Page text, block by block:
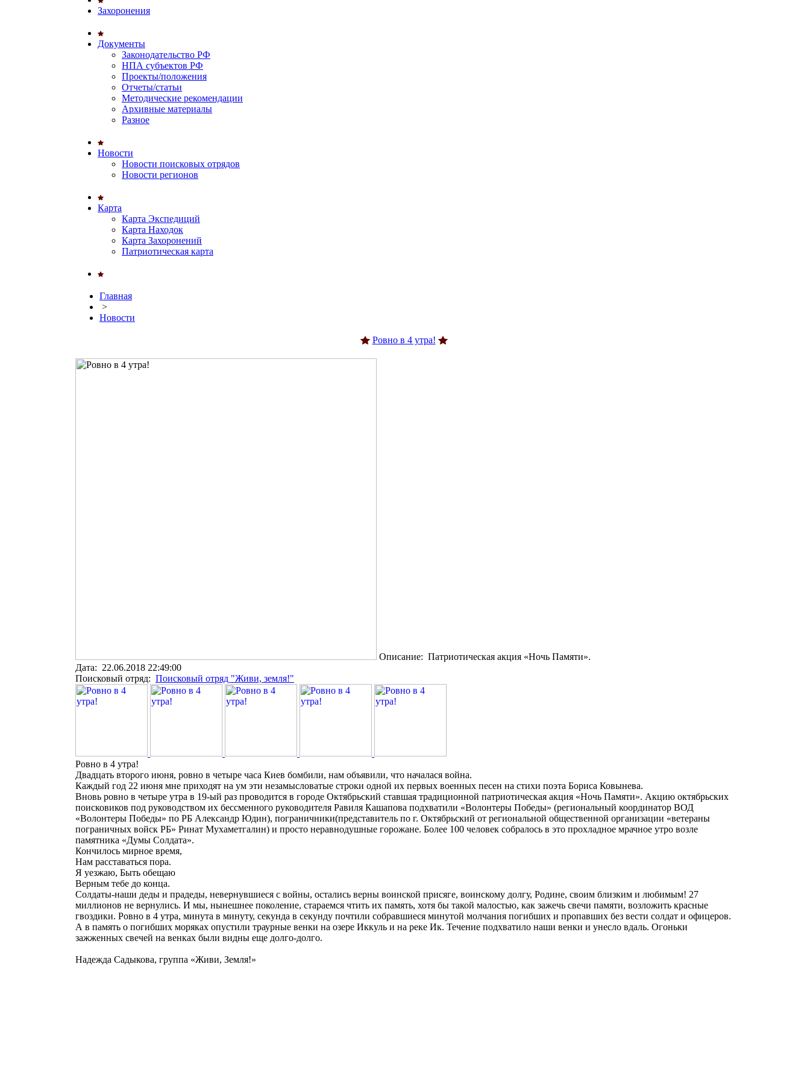
Захоронения
Документы
Законодательство РФ
НПА субъектов РФ
Проекты/положения
Отчеты/статьи
Методические рекомендации
Архивные материалы
Разное
Новости
Новости поисковых отрядов
Новости регионов
Карта
Карта Экспедиций
Карта Находок
Карта Захоронений
Патриотическая карта
Главная
>
Новости
Ровно в 4 утра!
Описание: Патриотическая акция «Ночь Памяти».
Дата: 22.06.2018 22:49:00
Поисковый отряд: Поисковый отряд "Живи, земля!"
Ровно в 4 утра!
Двадцать второго июня, ровно в четыре часа Киев бомбили, нам объявили, что началася война.
Каждый год 22 июня мне приходят на ум эти незамысловатые строки одной их первых военных песен на стихи поэта Бориса Ковынева.
Вновь ровно в четыре утра в 19-ый раз проводится в городе Октябрьский ставшая традиционной патриотическая акция «Ночь Памяти». Акцию октябрьских
поисковиков под руководством их бессменного руководителя Равиля Кашапова подхватили «Волонтеры Победы» (региональный координатор ВОД
«Волонтеры Победы» по РБ Александр Юдин), пограничники(представитель по г. Октябрьский от региональной общественной организации «ветераны
пограничных войск РБ» Ринат Мухаметгалин) и просто неравнодушные горожане. Более 100 человек собралось в это прохладное мрачное утро возле
памятника «Думы Солдата».
Кончилось мирное время,
Нам расставаться пора.
Я уезжаю, Быть обещаю
Верным тебе до конца.
Солдаты-наши деды и прадеды, невернувшиеся с войны, остались верны воинской присяге, воинскому долгу, Родине, своим близким и любимым! 27
миллионов не вернулись. И мы, нынешнее поколение, стараемся чтить их память, хотя бы такой малостью, как зажечь свечи памяти, возложить красные
гвоздики. Ровно в 4 утра, минута в минуту, секунда в секунду почтили собравшиеся минутой молчания погибших и пропавших без вести солдат и офицеров.
А в память о погибших моряках опустили траурные венки на озере Иккуль и на реке Ик. Течение подхватило наши венки и унесло вдаль. Огоньки
зажженных свечей на венках были видны еще долго-долго.
Надежда Садыкова, группа «Живи, Земля!»